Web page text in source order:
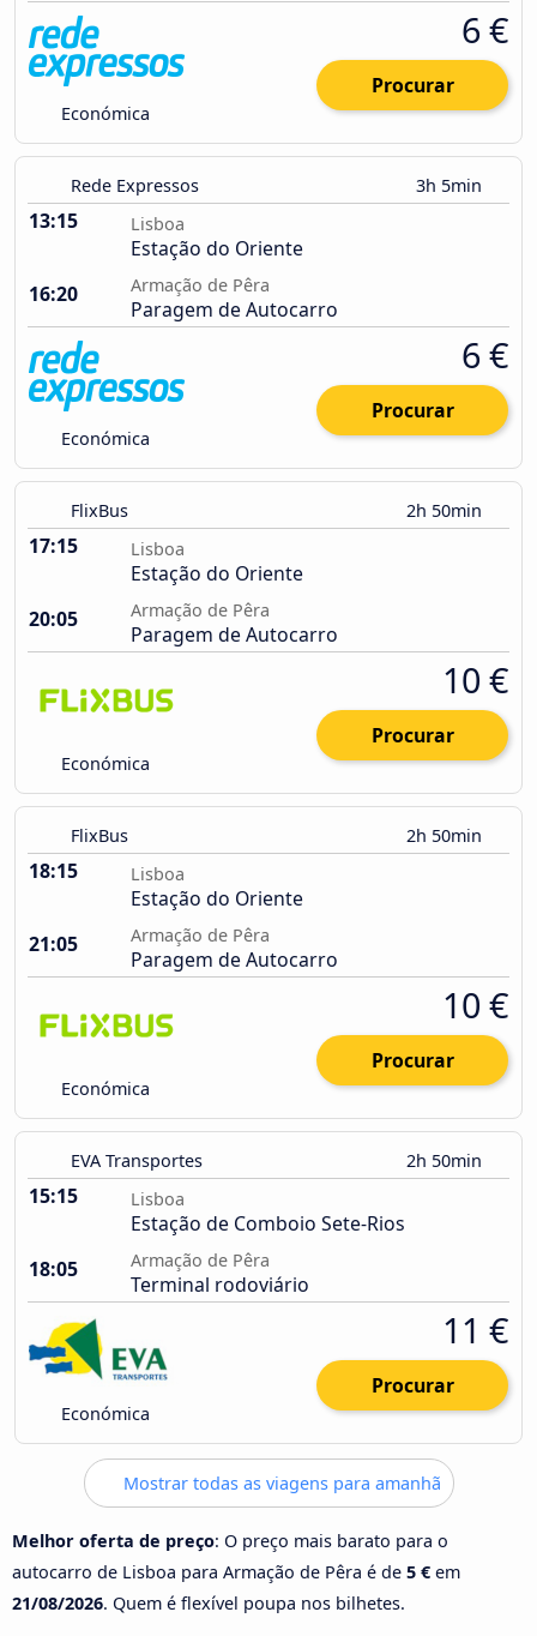
Económica
6 €
Procurar
Rede Expressos 3h 5min
13:15 Lisboa
Estação do Oriente
16:20
Armação de Pêra
Paragem de Autocarro
Económica
6 €
Procurar
FlixBus 2h 50min
17:15 Lisboa
Estação do Oriente
20:05
Armação de Pêra
Paragem de Autocarro
Económica
10 €
Procurar
FlixBus 2h 50min
18:15 Lisboa
Estação do Oriente
21:05
Armação de Pêra
Paragem de Autocarro
Económica
10 €
Procurar
EVA Transportes 2h 50min
15:15 Lisboa
Estação de Comboio Sete-Rios
18:05
Armação de Pêra
Terminal rodoviário
Económica
11 €
Procurar
Mostrar todas as viagens para amanhã
Melhor oferta de preço: O preço mais barato para o
autocarro de Lisboa para Armação de Pêra é de 5 € em
21/08/2026. Quem é flexível poupa nos bilhetes.